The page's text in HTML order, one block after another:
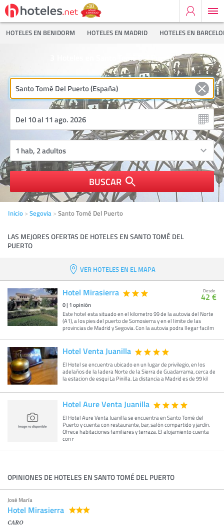
HOTELES EN BENIDORM HOTELES EN MADRID HOTELES EN
Hoteles en Santo Tomé Del Puerto
BUSCAR
Inicio Segovia Santo Tomé Del Puerto
LAS MEJORES OFERTAS DE HOTELES EN SANTO TOMÉ DEL
PUERTO
VER HOTELES EN EL MAPA
Hotel Mirasierra
0| 1opinión
Este hotel esta situado en el kilometro 99 de la autovia del Norte
(A1), a los pies del puerto de Somosierra y en el limite de las
provincias de Madrid y Segovia. Con la autovia podra llegar facilm
Desde
42 €
Hotel Venta Juanilla
El Hotel se encuentra ubicado en un lugar de privilegio, en los
adelaños de la ladera Norte de la Sierra de Guadarrama, cerca de
la estacion de esqui La Pinilla. La distancia a Madrid es de 99 kil
Hotel Aure Venta Juanilla
El Hotel Aure Venta Juanilla se encuentra en Santo Tomé del
Puerto y cuenta con restaurante, bar, salón compartido y jardín.
Ofrece habitaciones familiares y terraza. El alojamiento cuenta
con r
OPINIONES DE HOTELES EN SANTO TOMÉ DEL PUERTO
José María
Hotel Mirasierra
CARO